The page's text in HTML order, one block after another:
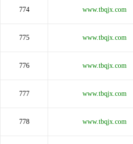
774 www.tbqjx.com
775 www.tbqjx.com
776 www.tbqjx.com
777 www.tbqjx.com
778 www.tbqjx.com